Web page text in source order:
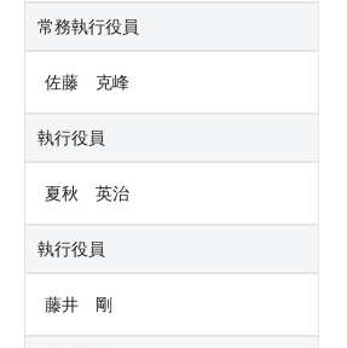
常務執行役員
佐藤 克峰
執行役員
夏秋 英治
執行役員
藤井 剛